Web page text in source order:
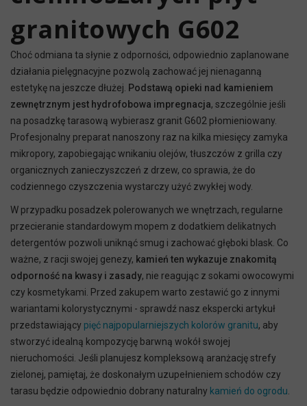
granitowych G602
Choć odmiana ta słynie z odporności, odpowiednio zaplanowane
działania pielęgnacyjne pozwolą zachować jej nienaganną
estetykę na jeszcze dłużej. Podstawą opieki nad kamieniem
zewnętrznym jest hydrofobowa impregnacja, szczególnie jeśli
na posadzkę tarasową wybierasz granit G602 płomieniowany.
Profesjonalny preparat nanoszony raz na kilka miesięcy zamyka
mikropory, zapobiegając wnikaniu olejów, tłuszczów z grilla czy
organicznych zanieczyszczeń z drzew, co sprawia, że do
codziennego czyszczenia wystarczy użyć zwykłej wody.
W przypadku posadzek polerowanych we wnętrzach, regularne
przecieranie standardowym mopem z dodatkiem delikatnych
detergentów pozwoli uniknąć smug i zachować głęboki blask. Co
ważne, z racji swojej genezy, kamień ten wykazuje znakomitą
odporność na kwasy i zasady, nie reagując z sokami owocowymi
czy kosmetykami. Przed zakupem warto zestawić go z innymi
wariantami kolorystycznymi - sprawdź nasz ekspercki artykuł
przedstawiający pięć najpopularniejszych kolorów granitu, aby
stworzyć idealną kompozycję barwną wokół swojej
nieruchomości. Jeśli planujesz kompleksową aranżację strefy
zielonej, pamiętaj, że doskonałym uzupełnieniem schodów czy
tarasu będzie odpowiednio dobrany naturalny kamień do ogrodu.